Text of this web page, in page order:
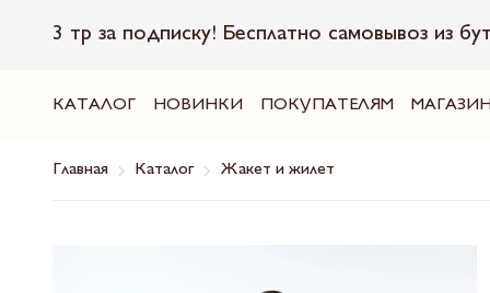
3 тр за подписку! Бесплатно самовывоз из
КАТАЛОГ НОВИНКИ ПОКУПАТЕЛЯМ
Главная Каталог Жакет и жилет